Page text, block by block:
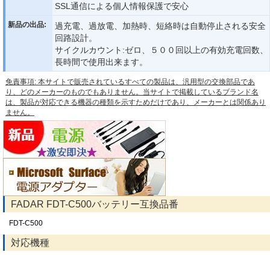
SSL通信による個人情報保護で安心
新品の出品:
過充電、過放電、加熱時、短絡時は自動停止される安全
回路設計。
サイクルカウント:ゼロ、５００回以上の有効充電回数、
長時間で使用出来ます。
免責事項: 本サイトで販売されているすべての製品は、汎用型の交換部品であ
り、どのメーカーのものでもありません。当サイトで掲載しているブランド名
は、製品が対応できる機器の種類を示すためだけであり、メーカーとは関係あり
ません。
FADAR FDT-C500バッテリー互換品番
FDT-C500
対応機種